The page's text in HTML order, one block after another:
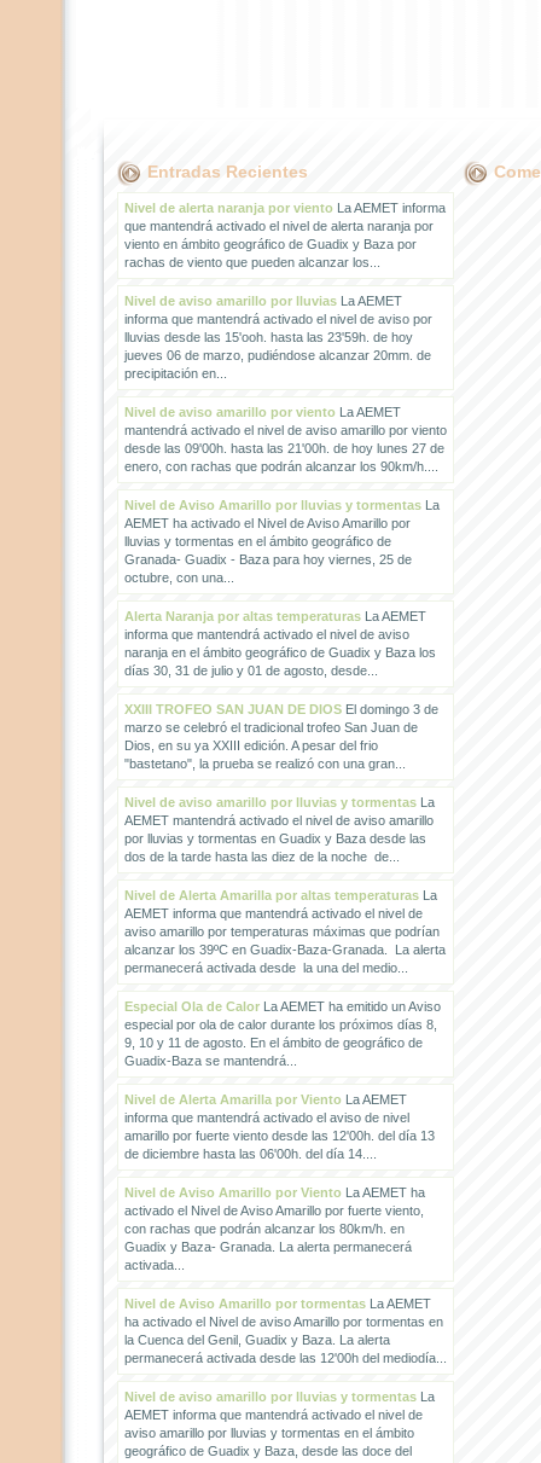
Entradas Recientes
Nivel de alerta naranja por vientoLa AEMET informa
que mantendrá activado el nivel de alerta naranja por
viento en ámbito geográfico de Guadix y Baza por
rachas de viento que pueden alcanzar los...
Nivel de aviso amarillo por lluviasLa AEMET
informa que mantendrá activado el nivel de aviso por
lluvias desde las 15'ooh. hasta las 23'59h. de hoy
jueves 06 de marzo, pudiéndose alcanzar 20mm. de
precipitación en...
Nivel de aviso amarillo por vientoLa AEMET
mantendrá activado el nivel de aviso amarillo por viento
desde las 09'00h. hasta las 21'00h. de hoy lunes 27 de
enero, con rachas que podrán alcanzar los 90km/h....
Nivel de Aviso Amarillo por lluvias y tormentasLa
AEMET ha activado el Nivel de Aviso Amarillo por
lluvias y tormentas en el ámbito geográfico de
Granada- Guadix - Baza para hoy viernes, 25 de
octubre, con una...
Alerta Naranja por altas temperaturasLa AEMET
informa que mantendrá activado el nivel de aviso
naranja en el ámbito geográfico de Guadix y Baza los
días 30, 31 de julio y 01 de agosto, desde...
XXIII TROFEO SAN JUAN DE DIOSEl domingo 3 de
marzo se celebró el tradicional trofeo San Juan de
Dios, en su ya XXIII edición. A pesar del frio
"bastetano", la prueba se realizó con una gran...
Nivel de aviso amarillo por lluvias y tormentasLa
AEMET mantendrá activado el nivel de aviso amarillo
por lluvias y tormentas en Guadix y Baza desde las
dos de la tarde hasta las diez de la noche de...
Nivel de Alerta Amarilla por altas temperaturasLa
AEMET informa que mantendrá activado el nivel de
aviso amarillo por temperaturas máximas que podrían
alcanzar los 39ºC en Guadix-Baza-Granada. La alerta
permanecerá activada desde la una del medio...
Especial Ola de CalorLa AEMET ha emitido un Aviso
especial por ola de calor durante los próximos días 8,
9, 10 y 11 de agosto. En el ámbito de geográfico de
Guadix-Baza se mantendrá...
Nivel de Alerta Amarilla por VientoLa AEMET
informa que mantendrá activado el aviso de nivel
amarillo por fuerte viento desde las 12'00h. del día 13
de diciembre hasta las 06'00h. del día 14....
Nivel de Aviso Amarillo por VientoLa AEMET ha
activado el Nivel de Aviso Amarillo por fuerte viento,
con rachas que podrán alcanzar los 80km/h. en
Guadix y Baza- Granada. La alerta permanecerá
activada...
Nivel de Aviso Amarillo por tormentasLa AEMET
ha activado el Nivel de aviso Amarillo por tormentas en
la Cuenca del Genil, Guadix y Baza. La alerta
permanecerá activada desde las 12'00h del mediodía...
Nivel de aviso amarillo por lluvias y tormentasLa
AEMET informa que mantendrá activado el nivel de
aviso amarillo por lluvias y tormentas en el ámbito
geográfico de Guadix y Baza, desde las doce del